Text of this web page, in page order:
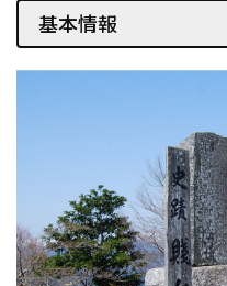
基本情報